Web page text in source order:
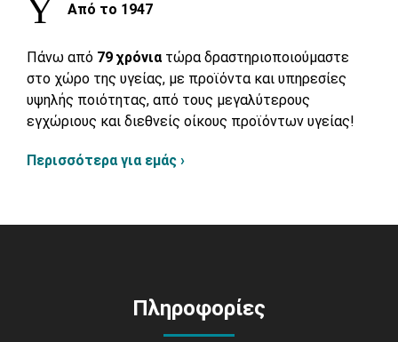
Από το 1947
Πάνω από 79 χρόνια τώρα δραστηριοποιούμαστε
στο χώρο της υγείας, με προϊόντα και υπηρεσίες
υψηλής ποιότητας, από τους μεγαλύτερους
εγχώριους και διεθνείς οίκους προϊόντων υγείας!
Περισσότερα για εμάς ›
Πληροφορίες